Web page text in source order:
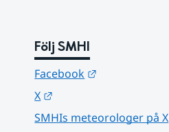
Följ SMHI
Facebook
X
SMHIs meteorologer på X